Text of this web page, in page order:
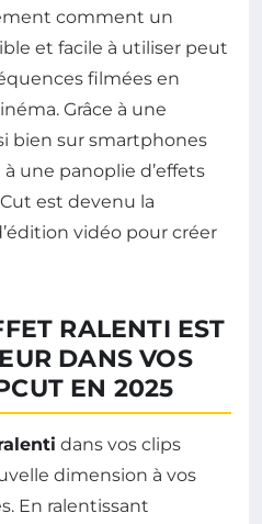
comment un
et facile à utiliser peut
filmées en
Grâce à une
bien sur smartphones
une panoplie d’effets
est devenu la
vidéo pour créer
RALENTI EST
DANS VOS
EN 2025
dans vos clips
dimension à vos
En ralentissant